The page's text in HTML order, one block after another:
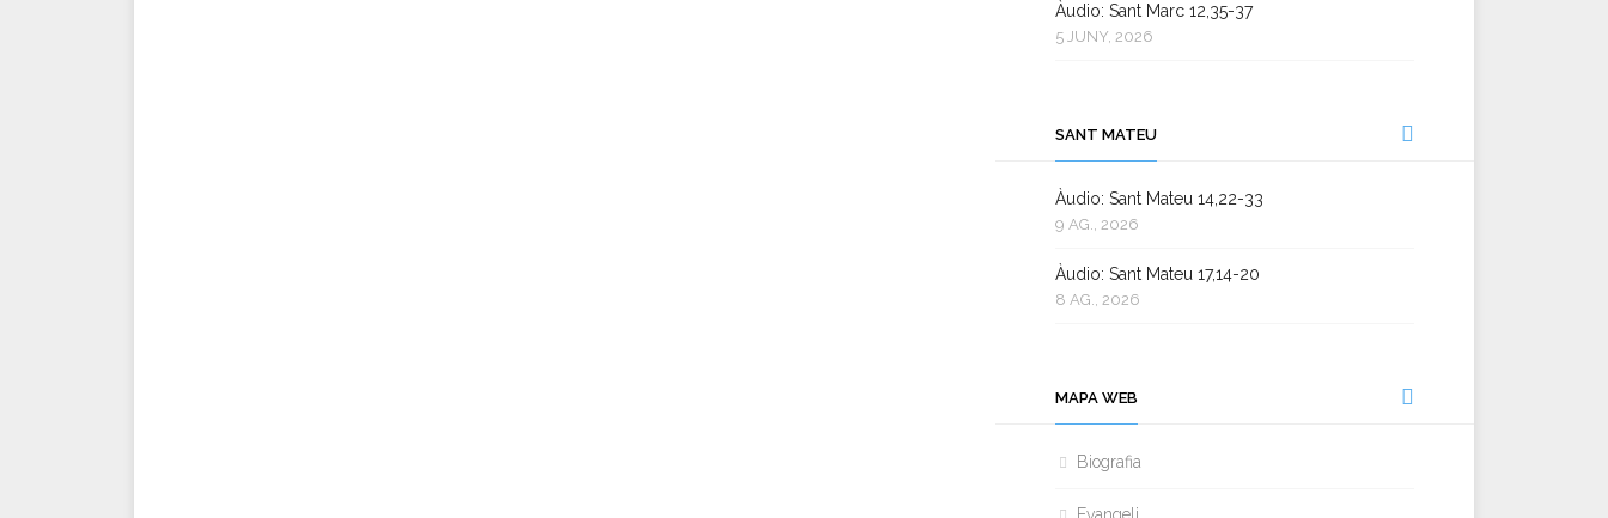
Àudio: Sant Marc 12,35-37
5 JUNY, 2026
SANT MATEU
Àudio: Sant Mateu 14,22-33
9 AG., 2026
Àudio: Sant Mateu 17,14-20
8 AG., 2026
MAPA WEB
Biografia